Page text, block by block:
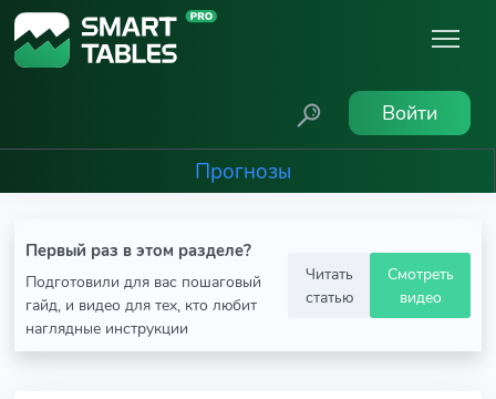
Войти
Прогнозы
Первый раз в этом разделе?
Подготовили для вас пошаговый
гайд, и видео для тех, кто любит
наглядные инструкции
Читать
статью
Смотреть
видео